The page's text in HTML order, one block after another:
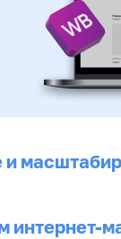
и
интернет-